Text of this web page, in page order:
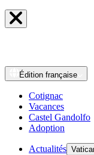
Édition française
Cotignac
Vacances
Castel Gandolfo
Adoption
Actualités